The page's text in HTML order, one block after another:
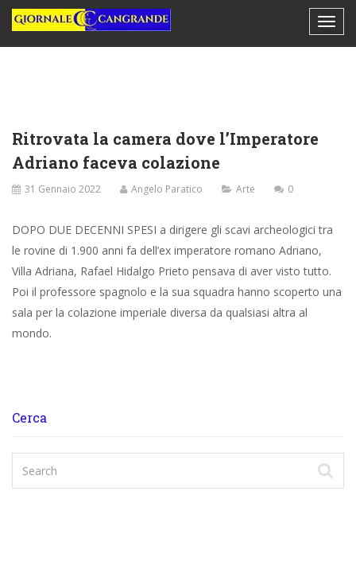
Ritrovata la camera dove l’Imperatore
Adriano faceva colazione
31 Gennaio 2022 Angelo Paratico Arte 0
DOPO DUE DECENNI SPESI a dirigere gli scavi archeologici tra
le rovine di 1.900 anni fa dell’ex imperatore romano Adriano,
Villa Adriana, Rafael Hidalgo Prieto pensava di aver visto tutto.
Poi il professore spagnolo e la sua squadra hanno scoperto una
sala per la colazione imperiale diversa da qualsiasi altra al
mondo.
Cerca